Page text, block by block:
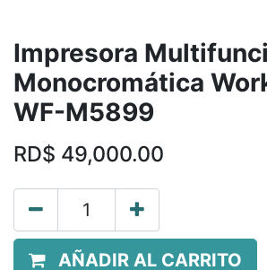
Impresora
Monocromática
WF-M5899
RD$ 49,000.00
AÑADIR AL CARRITO